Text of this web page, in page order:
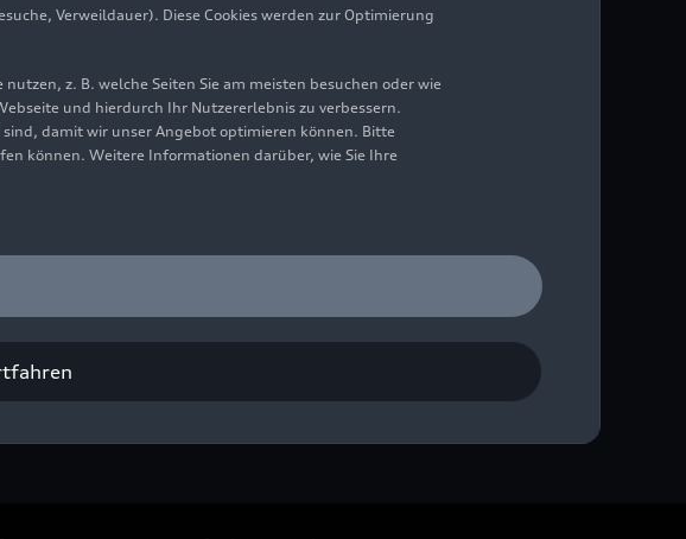
Verweildauer). Diese Cookies werden zur Optimierung
z. B. welche Seiten Sie am meisten besuchen oder wie
und hierdurch Ihr Nutzererlebnis zu verbessern.
damit wir unser Angebot optimieren können. Bitte
können. Weitere Informationen darüber, wie Sie Ihre